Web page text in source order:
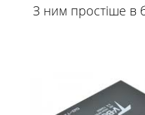
З ним простіше в